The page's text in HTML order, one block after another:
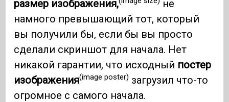
размер изображения,
не
намного превышающий тот, который
вы получили бы, если бы вы просто
сделали скриншот для начала. Нет
никакой гарантии, что исходный постер
изображения(image poster) загрузил что-то
огромное с самого начала.